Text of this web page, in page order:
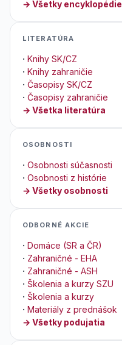
→ Všetky encyklopédie
LITERATÚRA
· Knihy SK/CZ
· Knihy zahraničie
· Časopisy SK/CZ
· Časopisy zahraničie
→ Všetka literatúra
OSOBNOSTI
· Osobnosti súčasnosti
· Osobnosti z histórie
→ Všetky osobnosti
ODBORNÉ AKCIE
· Domáce (SR a ČR)
· Zahraničné - EHA
· Zahraničné - ASH
· Školenia a kurzy SZU
· Školenia a kurzy
· Materiály z prednášok
→ Všetky podujatia